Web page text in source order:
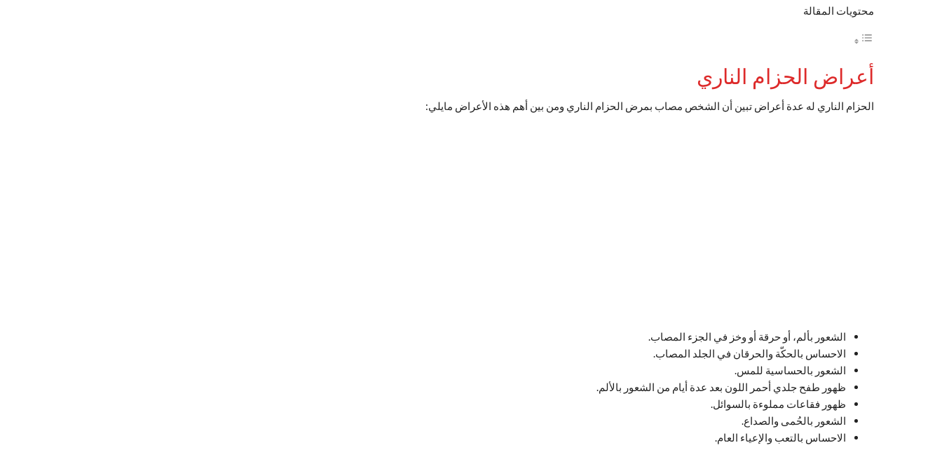
محتويات المقالة
أعراض الحزام الناري
الحزام الناري له عدة أعراض تبين أن الشخص مصاب بمرض الحزام الناري ومن بين أهم هذه الأعراض مايلي:
الشعور بألم، أو حرقة أو وخز في الجزء المصاب.
الاحساس بالحكّة والحرقان في الجلد المصاب.
الشعور بالحساسية للمس.
ظهور طفح جلدي أحمر اللون بعد عدة أيام من الشعور بالألم.
ظهور فقاعات مملوءة بالسوائل.
الشعور بالحُمى والصداع.
الاحساس بالتعب والإعياء العام.